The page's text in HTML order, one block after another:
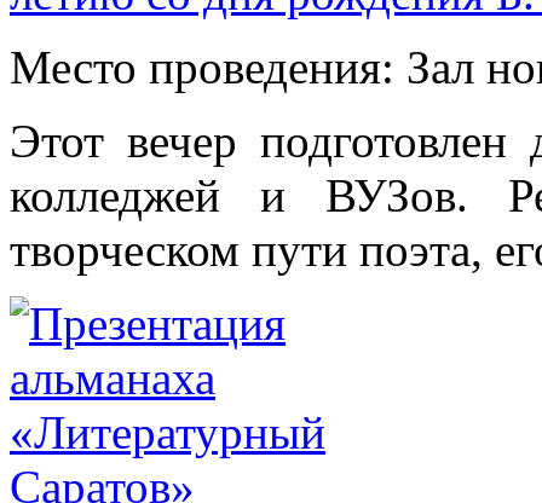
Место проведения: Зал
Этот вечер
колледжей и ВУЗов.
творческом пути поэта,